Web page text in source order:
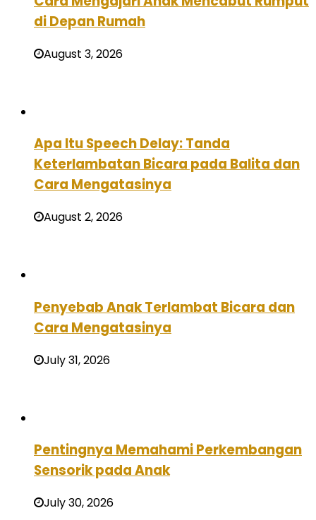
di Depan Rumah
August 3, 2026
Apa Itu Speech Delay: Tanda
Keterlambatan Bicara pada Balita dan
Cara Mengatasinya
August 2, 2026
Penyebab Anak Terlambat Bicara dan
Cara Mengatasinya
July 31, 2026
Pentingnya Memahami Perkembangan
Sensorik pada Anak
July 30, 2026